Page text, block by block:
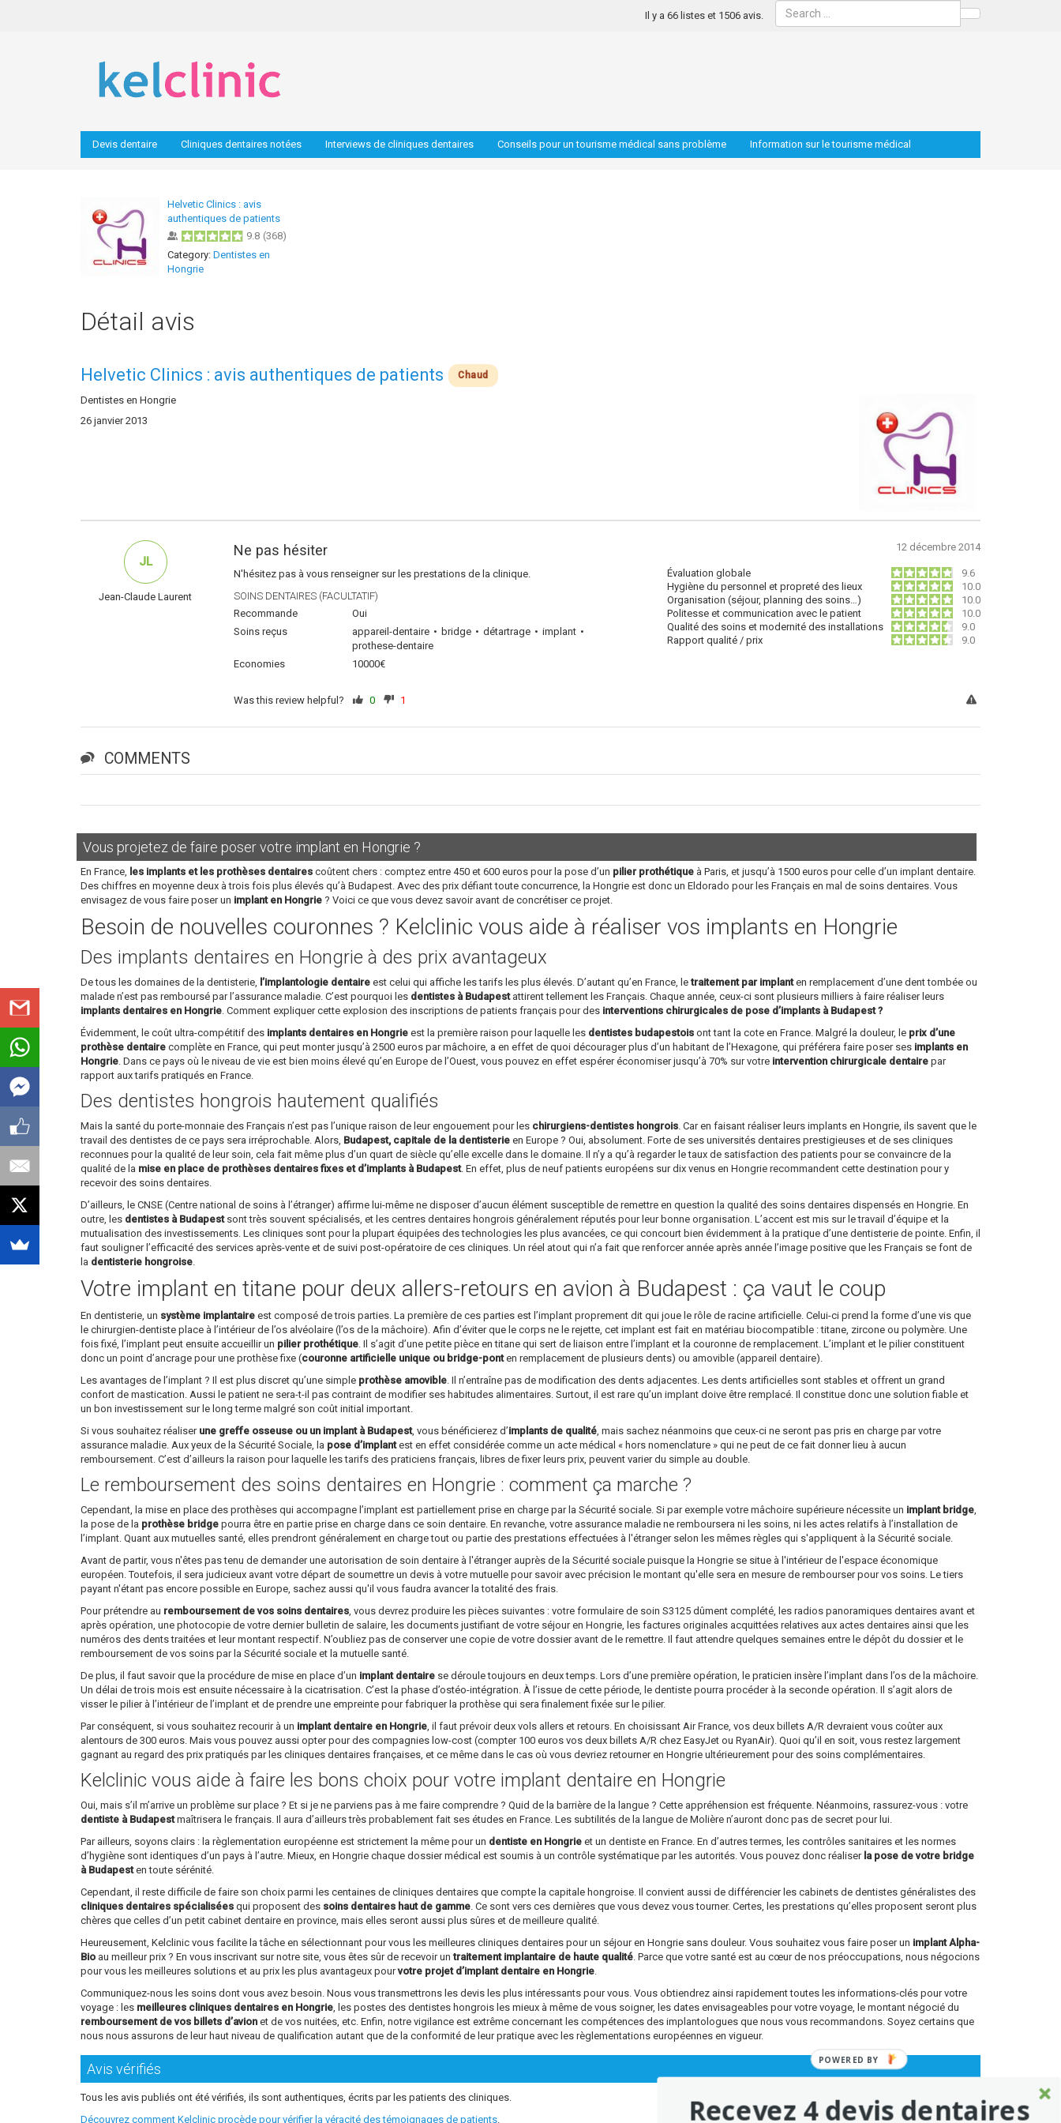
Search
Il y a 66 listes et 1506 avis.
Devis dentaire Cliniques dentaires notées Interviews de cliniques dentaires Conseils pour un tourisme médical sans problème Information sur le tourisme médical
Helvetic Clinics : avis
authentiques de patients
9.8 (368)
Category: Dentistes en
Hongrie
Détail avis
Helvetic Clinics : avis authentiques de patients Chaud
Dentistes en Hongrie
26 janvier 2013
Ne pas hésiter 12 décembre 2014
Évaluation globale
9.6
Hygiène du personnel et propreté des lieux
10.0
Organisation (séjour, planning des soins…)
10.0
Politesse et communication avec le patient
10.0
Qualité des soins et modernité des installations
9.0
Rapport qualité / prix
9.0
N'hésitez pas à vous renseigner sur les prestations de la clinique.
SOINS DENTAIRES (FACULTATIF)
Recommande
Oui
Soins reçus
appareil-dentaire bridge détartrage
implant
prothese-dentaire
Economies
10000€
JL
Jean-Claude Laurent
Was this review helpful? 0 1
COMMENTS
Vous projetez de faire poser votre implant en Hongrie ?
En France, les implants et les prothèses dentaires coûtent chers : comptez entre 450 et 600 euros pour la pose d’un pilier prothétique à Paris, et jusqu’à 1500 euros pour celle d’un implant dentaire.
Des chiffres en moyenne deux à trois fois plus élevés qu’à Budapest. Avec des prix défiant toute concurrence, la Hongrie est donc un Eldorado pour les Français en mal de soins dentaires. Vous
envisagez de vous faire poser un implant en Hongrie ? Voici ce que vous devez savoir avant de concrétiser ce projet.
Besoin de nouvelles couronnes ? Kelclinic vous aide à réaliser vos implants en Hongrie
Des implants dentaires en Hongrie à des prix avantageux
De tous les domaines de la dentisterie, l’implantologie dentaire est celui qui affiche les tarifs les plus élevés. D’autant qu’en France, letraitement par implanten remplacement d’une dent tombée ou
malade n’est pas remboursé par l’assurance maladie. C’est pourquoi les dentistes à Budapestattirent tellement les Français. Chaque année, ceux-ci sont plusieurs milliers à faire réaliser leurs
implants dentaires en Hongrie. Comment expliquer cette explosion des inscriptions de patients français pour des interventions chirurgicales de pose d’implants à Budapest ?
Évidemment, le coût ultra-compétitif des implants dentaires en Hongrie est la première raison pour laquelle les dentistes budapestois ont tant la cote en France. Malgré la douleur, le prix d’une
prothèse dentaire complète en France, qui peut monter jusqu’à 2500 euros par mâchoire, a en effet de quoi décourager plus d’un habitant de l’Hexagone, qui préférera faire poser ses implants en
Hongrie. Dans ce pays où le niveau de vie est bien moins élevé qu’en Europe de l’Ouest, vous pouvez en effet espérer économiser jusqu’à 70% sur votre intervention chirurgicale dentaire par
rapport aux tarifs pratiqués en France.
Des dentistes hongrois hautement qualifiés
Mais la santé du porte-monnaie des Français n’est pas l’unique raison de leur engouement pour les chirurgiens-dentistes hongrois. Car en faisant réaliser leurs implants en Hongrie, ils savent que le
travail des dentistes de ce pays sera irréprochable. Alors, Budapest, capitale de la dentisterie en Europe ? Oui, absolument. Forte de ses universités dentaires prestigieuses et de ses cliniques
reconnues pour la qualité de leur soin, cela fait même plus d’un quart de siècle qu’elle excelle dans le domaine. Il n’y a qu’à regarder le taux de satisfaction des patients pour se convaincre de la
qualité de la mise en place de prothèses dentaires fixes et d’implants à Budapest. En effet, plus de neuf patients européens sur dix venus en Hongrie recommandent cette destination pour y
recevoir des soins dentaires.
D’ailleurs, le CNSE (Centre national de soins à l’étranger) affirme lui-même ne disposer d’aucun élément susceptible de remettre en question la qualité des soins dentaires dispensés en Hongrie. En
outre, les dentistes à Budapestsont très souvent spécialisés, et les centres dentaires hongrois généralement réputés pour leur bonne organisation. L’accent est mis sur le travail d’équipe et la
mutualisation des investissements. Les cliniques sont pour la plupart équipées des technologies les plus avancées, ce qui concourt bien évidemment à la pratique d’une dentisterie de pointe. Enfin, il
faut souligner l’efficacité des services après-vente et de suivi post-opératoire de ces cliniques. Un réel atout qui n’a fait que renforcer année après année l’image positive que les Français se font de
la dentisterie hongroise.
Votre implant en titane pour deux allers-retours en avion à Budapest : ça vaut le coup
En dentisterie, un système implantaire est composé de trois parties. La première de ces parties est l’implant proprement dit qui joue le rôle de racine artificielle. Celui-ci prend la forme d’une vis que
le chirurgien-dentiste place à l’intérieur de l’os alvéolaire (l’os de la mâchoire). Afin d’éviter que le corps ne le rejette, cet implant est fait en matériau biocompatible : titane, zircone ou polymère. Une
fois fixé, l’implant peut ensuite accueillir un pilier prothétique. Il s’agit d’une petite pièce en titane qui sert de liaison entre l’implant et la couronne de remplacement. L’implant et le pilier constituent
donc un point d’ancrage pour une prothèse fixe (couronne artificielle unique ou bridge-ponten remplacement de plusieurs dents) ou amovible (appareil dentaire).
Les avantages de l’implant ? Il est plus discret qu’une simple prothèse amovible. Il n’entraîne pas de modification des dents adjacentes. Les dents artificielles sont stables et offrent un grand
confort de mastication. Aussi le patient ne sera-t-il pas contraint de modifier ses habitudes alimentaires. Surtout, il est rare qu’un implant doive être remplacé. Il constitue donc une solution fiable et
un bon investissement sur le long terme malgré son coût initial important.
Si vous souhaitez réaliser une greffe osseuse ou un implant à Budapest, vous bénéficierez d’implants de qualité, mais sachez néanmoins que ceux-ci ne seront pas pris en charge par votre
assurance maladie. Aux yeux de la Sécurité Sociale, la pose d’implantest en effet considérée comme un acte médical « hors nomenclature » qui ne peut de ce fait donner lieu à aucun
remboursement. C’est d’ailleurs la raison pour laquelle les tarifs des praticiens français, libres de fixer leurs prix, peuvent varier du simple au double.
Le remboursement des soins dentaires en Hongrie : comment ça marche ?
Cependant, la mise en place des prothèses qui accompagne l’implant est partiellement prise en charge par la Sécurité sociale. Si par exemple votre mâchoire supérieure nécessite un implant bridge,
la pose de la prothèse bridge pourra être en partie prise en charge dans ce soin dentaire. En revanche, votre assurance maladie ne remboursera ni les soins, ni les actes relatifs à l’installation de
l’implant. Quant aux mutuelles santé, elles prendront généralement en charge tout ou partie des prestations effectuées à l'étranger selon les mêmes règles qui s'appliquent à la Sécurité sociale.
Avant de partir, vous n'êtes pas tenu de demander une autorisation de soin dentaire à l'étranger auprès de la Sécurité sociale puisque la Hongrie se situe à l'intérieur de l'espace économique
européen. Toutefois, il sera judicieux avant votre départ de soumettre un devis à votre mutuelle pour savoir avec précision le montant qu'elle sera en mesure de rembourser pour vos soins. Le tiers
payant n'étant pas encore possible en Europe, sachez aussi qu'il vous faudra avancer la totalité des frais.
Pour prétendre au remboursement de vos soins dentaires, vous devrez produire les pièces suivantes : votre formulaire de soin S3125 dûment complété, les radios panoramiques dentaires avant et
après opération, une photocopie de votre dernier bulletin de salaire, les documents justifiant de votre séjour en Hongrie, les factures originales acquittées relatives aux actes dentaires ainsi que les
numéros des dents traitées et leur montant respectif. N’oubliez pas de conserver une copie de votre dossier avant de le remettre. Il faut attendre quelques semaines entre le dépôt du dossier et le
remboursement de vos soins par la Sécurité sociale et la mutuelle santé.
De plus, il faut savoir que la procédure de mise en place d’un implant dentaire se déroule toujours en deux temps. Lors d’une première opération, le praticien insère l’implant dans l’os de la mâchoire.
Un délai de trois mois est ensuite nécessaire à la cicatrisation. C’est la phase d’ostéo-intégration. À l’issue de cette période, le dentiste pourra procéder à la seconde opération. Il s’agit alors de
visser le pilier à l’intérieur de l’implant et de prendre une empreinte pour fabriquer la prothèse qui sera finalement fixée sur le pilier.
Par conséquent, si vous souhaitez recourir à un implant dentaire en Hongrie, il faut prévoir deux vols allers et retours. En choisissant Air France, vos deux billets A/R devraient vous coûter aux
alentours de 300 euros. Mais vous pouvez aussi opter pour des compagnies low-cost (compter 100 euros vos deux billets A/R chez EasyJet ou RyanAir). Quoi qu’il en soit, vous restez largement
gagnant au regard des prix pratiqués par les cliniques dentaires françaises, et ce même dans le cas où vous devriez retourner en Hongrie ultérieurement pour des soins complémentaires.
Kelclinic vous aide à faire les bons choix pour votre implant dentaire en Hongrie
Oui, mais s’il m’arrive un problème sur place ? Et si je ne parviens pas à me faire comprendre ? Quid de la barrière de la langue ? Cette appréhension est fréquente. Néanmoins, rassurez-vous : votre
dentiste à Budapestmaîtrisera le français. Il aura d’ailleurs très probablement fait ses études en France. Les subtilités de la langue de Molière n’auront donc pas de secret pour lui.
Par ailleurs, soyons clairs : la règlementation européenne est strictement la même pour un dentiste en Hongrie et un dentiste en France. En d’autres termes, les contrôles sanitaires et les normes
d’hygiène sont identiques d’un pays à l’autre. Mieux, en Hongrie chaque dossier médical est soumis à un contrôle systématique par les autorités. Vous pouvez donc réaliser la pose de votre bridge
à Budapesten toute sérénité.
Cependant, il reste difficile de faire son choix parmi les centaines de cliniques dentaires que compte la capitale hongroise. Il convient aussi de différencier les cabinets de dentistes généralistes des
cliniques dentaires spécialisées qui proposent des soins dentaires haut de gamme. Ce sont vers ces dernières que vous devez vous tourner. Certes, les prestations qu’elles proposent seront plus
chères que celles d’un petit cabinet dentaire en province, mais elles seront aussi plus sûres et de meilleure qualité.
Heureusement, Kelclinic vous facilite la tâche en sélectionnant pour vous les meilleures cliniques dentaires pour un séjour en Hongrie sans douleur. Vous souhaitez vous faire poser un implant Alpha-
Bio au meilleur prix ? En vous inscrivant sur notre site, vous êtes sûr de recevoir untraitement implantaire de haute qualité. Parce que votre santé est au cœur de nos préoccupations, nous négocions
pour vous les meilleures solutions et au prix les plus avantageux pourvotre projet d’implant dentaire en Hongrie.
Communiquez-nous les soins dont vous avez besoin. Nous vous transmettrons les devis les plus intéressants pour vous. Vous obtiendrez ainsi rapidement toutes les informations-clés pour votre
voyage : les meilleures cliniques dentaires en Hongrie, les postes des dentistes hongrois les mieux à même de vous soigner, les dates envisageables pour votre voyage, le montant négocié du
remboursement de vos billets d’avion et de vos nuitées, etc. Enfin, notre vigilance est extrême concernant les compétences des implantologues que nous vous recommandons. Soyez certains que
nous nous assurons de leur haut niveau de qualification autant que de la conformité de leur pratique avec les règlementations européennes en vigueur.
Avis vérifiés
Tous les avis publiés ont été vérifiés, ils sont authentiques, écrits par les patients des cliniques.
Découvrez comment Kelclinic procède pour vérifier la véracité des témoignages de patients. Recevez 4 devis dentaires
POWERED BY